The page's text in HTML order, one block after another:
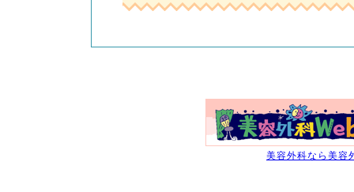
美容外科なら美容